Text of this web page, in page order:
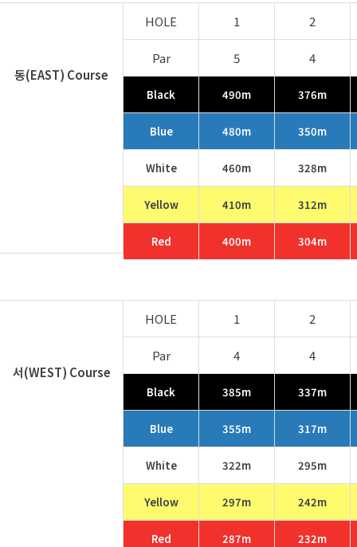
동(EAST) Course
HOLE 1 2
Par 5 4
Black 490m 376m
Blue 480m 350m
White 460m 328m
Yellow 410m 312m
Red 400m 304m
서(WEST) Course
HOLE 1 2
Par 4 4
Black 385m 337m
Blue 355m 317m
White 322m 295m
Yellow 297m 242m
Red 287m 232m